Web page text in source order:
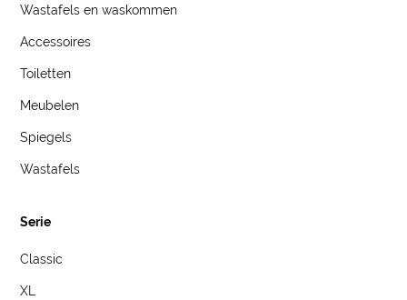
Wastafels en waskommen
Accessoires
Toiletten
Meubelen
Spiegels
Wastafels
Serie
Classic
XL